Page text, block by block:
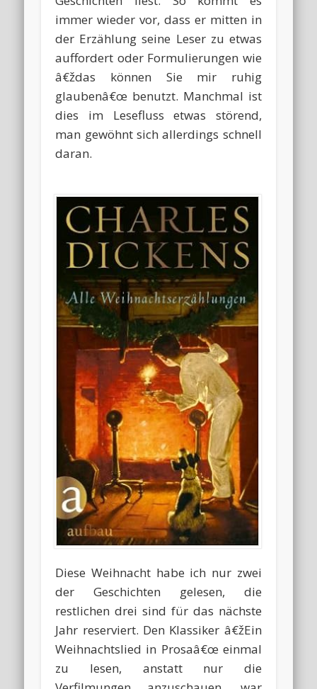
immer wieder vor, dass er mitten in
der Erzählung seine Leser zu etwas
auffordert oder Formulierungen wie
â€ždas können Sie mir ruhig
glaubenâ€œ benutzt. Manchmal ist
dies im Lesefluss etwas störend,
man gewöhnt sich allerdings schnell
daran.
Diese Weihnacht habe ich nur zwei
der Geschichten gelesen, die
restlichen drei sind für das nächste
Jahr reserviert. Den Klassiker â€žEin
Weihnachtslied in Prosaâ€œ einmal
zu lesen, anstatt nur die